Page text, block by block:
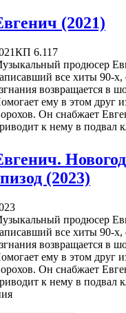
(2021)
КП 6.117
продюсер
все хиты 90-х,
возвращается в
ему в этом друг
Он снабжает
к нему в подвал
(2023)
продюсер
все хиты 90-х,
возвращается в
ему в этом друг
Он снабжает
к нему в подвал